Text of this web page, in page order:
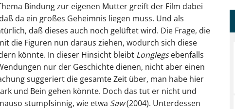
Bindung zur eigenen Mutter greift der Film dabei
da ein großes Geheimnis liegen muss. Und als
daß dieses auch noch gelüftet wird. Die Frage, die
die Figuren nun daraus ziehen, wodurch sich diese
könnte. In dieser Hinsicht bleibt Longlegsebenfalls
nur der Geschichte dienen, nicht aber einen
suggeriert die gesamte Zeit über, man habe hier
und Bein gehen könnte. Doch das tut er nicht und
stumpfsinnig, wie etwa Saw(2004). Unterdessen